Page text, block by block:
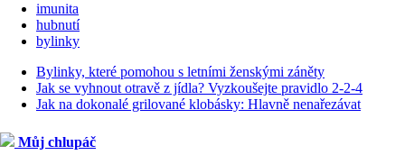
imunita
hubnutí
bylinky
Bylinky, které pomohou s letními ženskými záněty
Jak se vyhnout otravě z jídla? Vyzkoušejte pravidlo 2-2-4
Jak na dokonalé grilované klobásky: Hlavně nenařezávat
Můj chlupáč